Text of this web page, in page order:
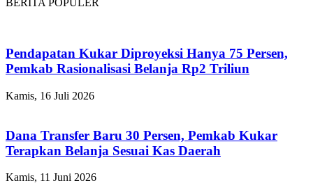
BERITA POPULER
Pendapatan Kukar Diproyeksi Hanya 75 Persen,
Pemkab Rasionalisasi Belanja Rp2 Triliun
Kamis, 16 Juli 2026
Dana Transfer Baru 30 Persen, Pemkab Kukar
Terapkan Belanja Sesuai Kas Daerah
Kamis, 11 Juni 2026